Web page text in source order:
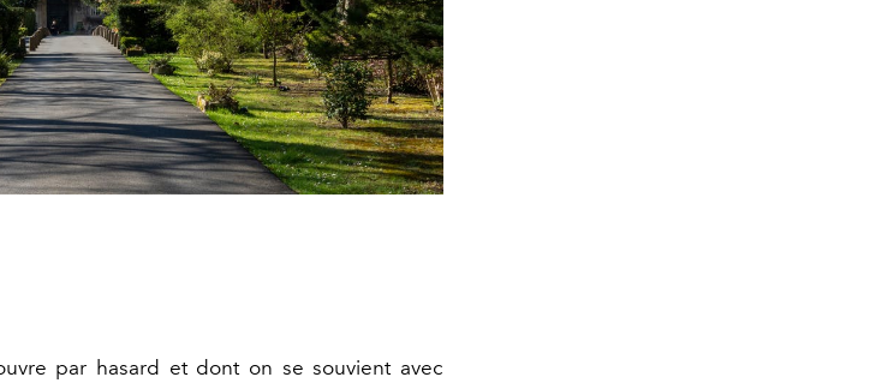
par hasard et dont on se souvient avec